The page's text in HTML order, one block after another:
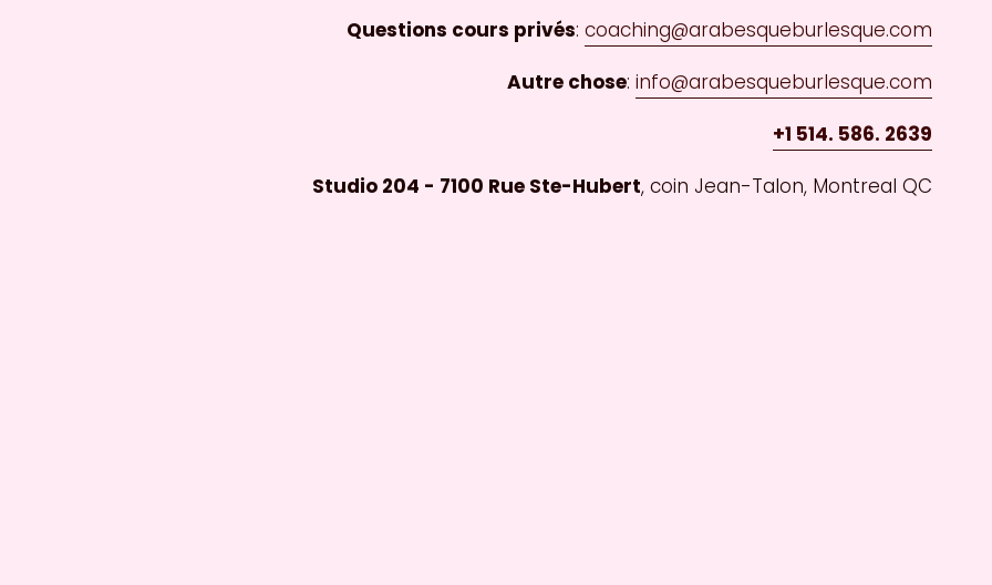
Questions cours privés: coaching@arabesqueburlesque.com
Autre chose: info@arabesqueburlesque.com
+1 514. 586. 2639
Studio 204 - 7100 Rue Ste-Hubert, coin Jean-Talon, Montreal QC